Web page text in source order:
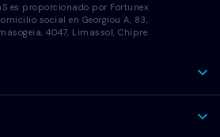
es proporcionado por Fortunex
social en Georgiou A, 83,
4047, Limassol, Chipre.